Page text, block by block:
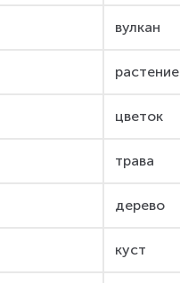
вулкан
растение
цветок
трава
дерево
куст